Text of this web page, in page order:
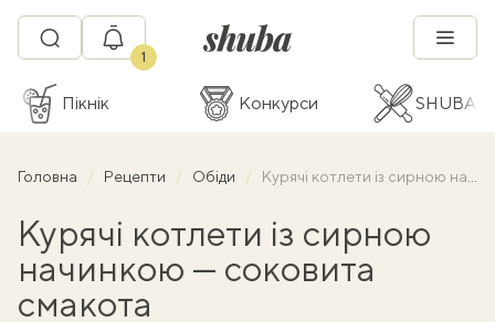
1
Пікнік Конкурси SHUBA
Головна Рецепти Обіди Курячі котлети із сирною начинкою — соковита смакота
Курячі котлети із сирною
начинкою — соковита
смакота